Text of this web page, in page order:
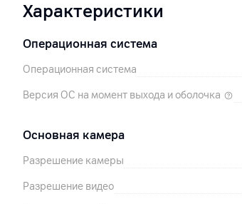
Характеристики
Операционная система
Операционная система
Версия ОС на момент выхода и оболочка
Основная камера
Разрешение камеры
Разрешение видео